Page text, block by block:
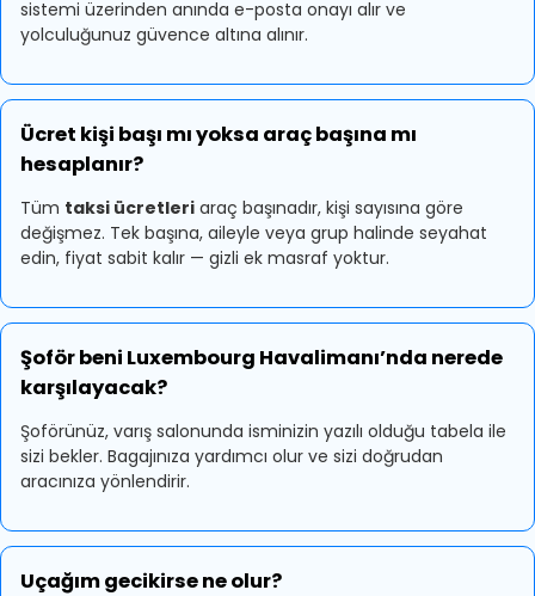
sistemi üzerinden anında e-posta onayı alır ve
yolculuğunuz güvence altına alınır.
Ücret kişi başı mı yoksa araç başına mı
hesaplanır?
Tüm taksi ücretleri araç başınadır, kişi sayısına göre
değişmez. Tek başına, aileyle veya grup halinde seyahat
edin, fiyat sabit kalır — gizli ek masraf yoktur.
Şoför beni Luxembourg Havalimanı’nda nerede
karşılayacak?
Şoförünüz, varış salonunda isminizin yazılı olduğu tabela ile
sizi bekler. Bagajınıza yardımcı olur ve sizi doğrudan
aracınıza yönlendirir.
Uçağım gecikirse ne olur?